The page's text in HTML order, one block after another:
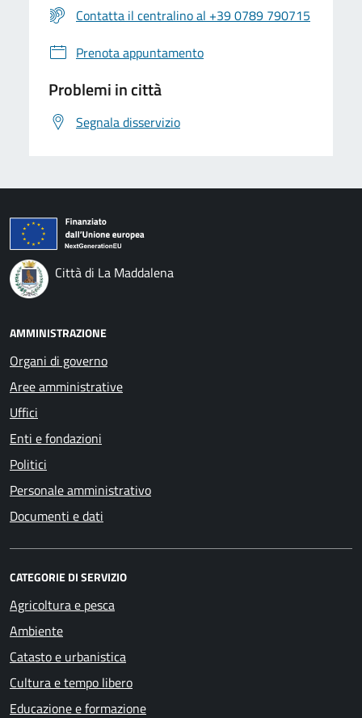
Contatta il centralino al +39 0789 790715
Prenota appuntamento
Problemi in città
Segnala disservizio
Città di La Maddalena
AMMINISTRAZIONE
Organi di governo
Aree amministrative
Uffici
Enti e fondazioni
Politici
Personale amministrativo
Documenti e dati
CATEGORIE DI SERVIZIO
Agricoltura e pesca
Ambiente
Catasto e urbanistica
Cultura e tempo libero
Educazione e formazione